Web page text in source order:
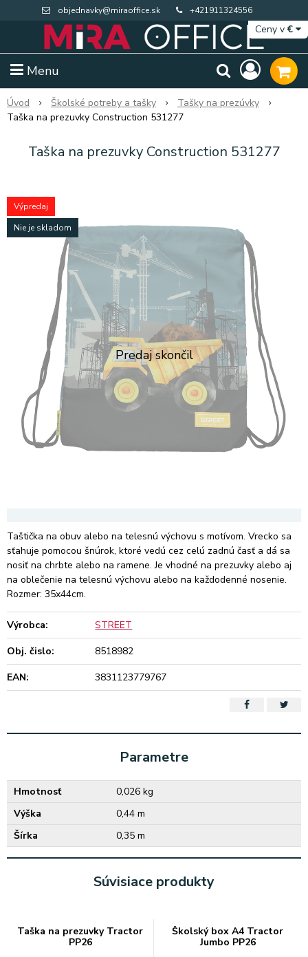
objednavky@miraoffice.sk +421911324556
Menu
Ceny v€
Extra výpredaj zásob Výpredaj BTS
Úvod Školské potreby a tašky
Tašky na prezúvky
Taška na prezuvky Construction 531277
Taška na prezuvky Construction 531277
Výpredaj
Nie je skladom
Taštička na obuv alebo na telesnú výchovu s motívom. Vrecko sa
sťahuje pomocou šnúrok, ktoré vedú cez celú zadnú časť a dá sa
nosiť na chrbte alebo na ramene. Je vhodné na prezuvky alebo aj
na oblečenie na telesnú výchovu alebo na každodenné nosenie.
Rozmer: 35x44cm.
Výrobca:
STREET
Obj. čislo:
8518982
EAN:
3831123779767
Parametre
Hmotnosť
0,026 kg
Výška
0,44 m
Šírka
0,35 m
Súvisiace produkty
Taška na prezuvky Tractor
PP26
Školský box A4 Tractor
Jumbo PP26